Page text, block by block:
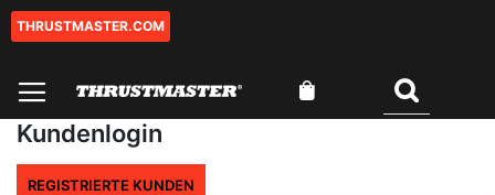
Zum
THRUSTMASTER.COM
Mein Warenkorb
Kundenlogin
REGISTRIERTE KUNDEN